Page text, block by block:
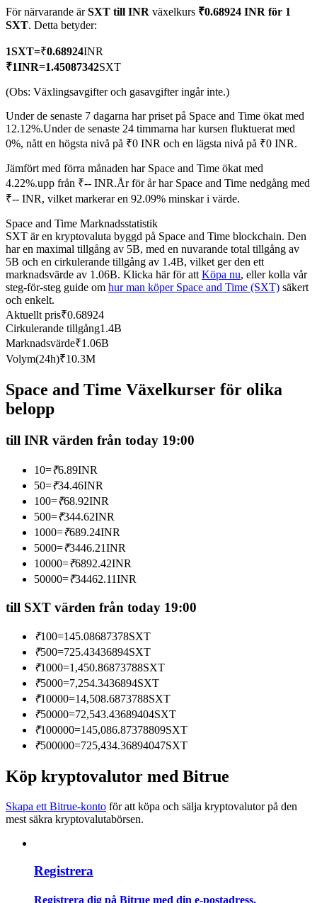
USDC Futures
Futures med USDC som säkerhet
Kopiera Trading
Gå med de bästa handlarna
Bli en Copy Trader
Njut av vinstdelning och kopieringshandelsprovisioner
Information
Big data-analys inklusive handelsinformation, etc.
Guide
För närvarande ärSXT till INR växelkurs ₹0.68924 INR för 1
SXT. Detta betyder:
1SXT=₹0.68924INR
₹1INR=1.45087342SXT
(Obs: Växlingsavgifter och gasavgifter ingår inte.)
Under de senaste 7 dagarna har priset på Space and Time ökat med
12.12%.Under de senaste 24 timmarna har kursen fluktuerat med
0%, nått en högsta nivå på ₹0 INR och en lägsta nivå på ₹0 INR.
Jämfört med förra månaden har Space and Time ökat med
4.22%.upp från ₹-- INR.År för år har Space and Time nedgång med
₹-- INR, vilket markerar en 92.09% minskar i värde.
Space and Time Marknadsstatistik
SXT är en kryptovaluta byggd på Space and Time blockchain. Den
har en maximal tillgång av 5B, med en nuvarande total tillgång av
5B och en cirkulerande tillgång av 1.4B, vilket ger den ett
marknadsvärde av 1.06B. Klicka här för att Köpa nu, eller kolla vår
steg-för-steg guide om hur man köper Space and Time (SXT) säkert
och enkelt.
Aktuellt pris₹0.68924
Cirkulerande tillgång1.4B
Marknadsvärde₹1.06B
Volym(24h)₹10.3M
Space and Time Växelkurser för olika
belopp
till INR värden från today 19:00
10=₹6.89INR
50=₹34.46INR
100=₹68.92INR
500=₹344.62INR
1000=₹689.24INR
5000=₹3446.21INR
10000=₹6892.42INR
50000=₹34462.11INR
till SXT värden från today 19:00
₹100=145.08687378SXT
₹500=725.43436894SXT
₹1000=1,450.86873788SXT
₹5000=7,254.3436894SXT
₹10000=14,508.6873788SXT
₹50000=72,543.43689404SXT
₹100000=145,086.87378809SXT
₹500000=725,434.36894047SXT
Köp kryptovalutor med Bitrue
Skapa ett Bitrue-konto för att köpa och sälja kryptovalutor på den
mest säkra kryptovalutabörsen.
Registrera
Registrera dig på Bitrue med din e-postadress.